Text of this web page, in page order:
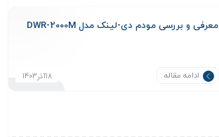
معرفی و بررسی مودم دی-لینک مدل DWR-2000M
ادامه مقاله 18آذر1403